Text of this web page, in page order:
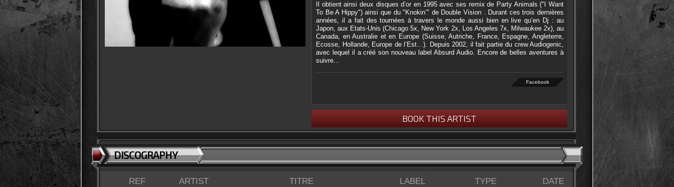
Il obtient ainsi deux disques d’or en 1995 avec ses remix de Party Animals ("I Want
To Be A Hippy") ainsi que du "Knokin’" de Double Vision . Durant ces trois dernières
années, il a fait des tournées à travers le monde aussi bien en live qu’en Dj : au
Japon, aux Etats-Unis (Chicago 5x, New York 2x, Los Angeles 7x, Milwaukee 2x), au
Canada, en Australie et en Europe (Suisse, Autriche, France, Espagne, Angleterre,
Ecosse, Hollande, Europe de l’Est…). Depuis 2002, il fait partie du crew Audiogenic,
avec lequel il a créé son nouveau label Absurd Audio. Encore de belles aventures à
suivre...
Facebook
BOOK THIS ARTIST
DISCOGRAPHY
REF ARTIST TITRE LABEL TYPE DATE